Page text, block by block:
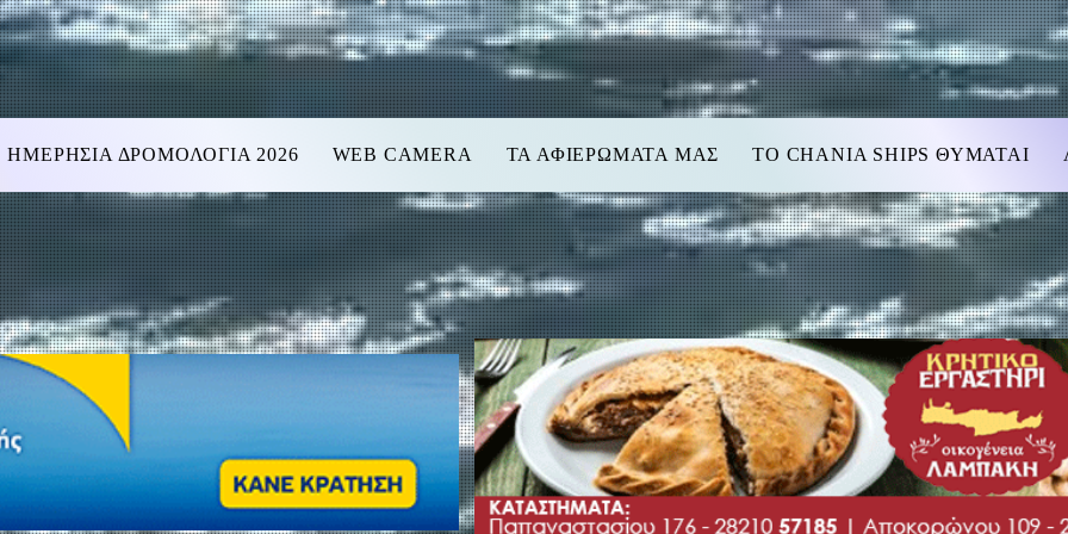
ΗΜΕΡΗΣΙΑ ΔΡΟΜΟΛΟΓΙΑ 2026 WEB CAMERA ΤΑ ΑΦΙΕΡΩΜΑΤΑ ΜΑΣ TO CHANIA SHIPS ΘΥΜΑΤΑΙ